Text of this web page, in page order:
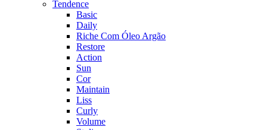
Tendence
Basic
Daily
Riche Com Óleo Argão
Restore
Action
Sun
Cor
Maintain
Liss
Curly
Volume